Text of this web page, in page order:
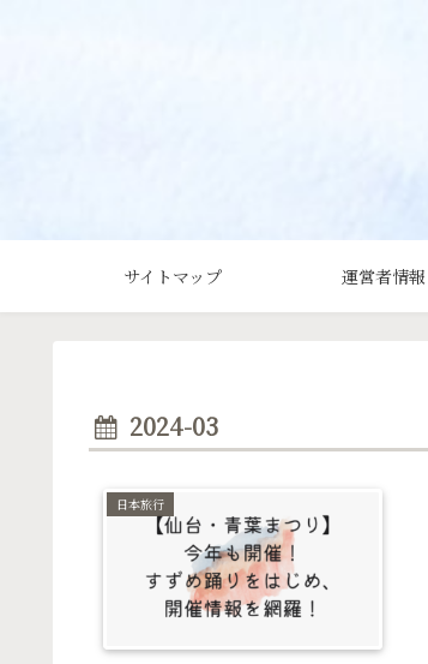
サイトマップ 運営者情報
2024-03
日本旅行